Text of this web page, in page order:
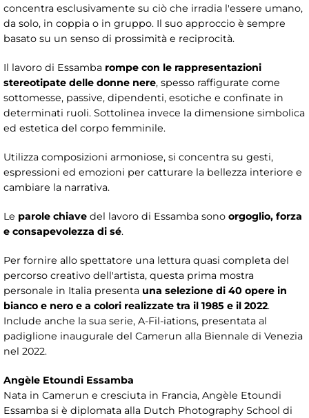
concentra esclusivamente su ciò che irradia l'essere umano,
da solo, in coppia o in gruppo. Il suo approccio è sempre
basato su un senso di prossimità e reciprocità.
Il lavoro di Essamba rompe con le rappresentazioni
stereotipate delle donne nere, spesso raffigurate come
sottomesse, passive, dipendenti, esotiche e confinate in
determinati ruoli. Sottolinea invece la dimensione simbolica
ed estetica del corpo femminile.
Utilizza composizioni armoniose, si concentra su gesti,
espressioni ed emozioni per catturare la bellezza interiore e
cambiare la narrativa.
Le parole chiave del lavoro di Essamba sono orgoglio, forza
e consapevolezza di sé.
Per fornire allo spettatore una lettura quasi completa del
percorso creativo dell'artista, questa prima mostra
personale in Italia presenta una selezione di 40 opere in
bianco e nero e a colori realizzate tra il 1985 e il 2022.
Include anche la sua serie, A-Fil-iations, presentata al
padiglione inaugurale del Camerun alla Biennale di Venezia
nel 2022.
Angèle Etoundi Essamba
Nata in Camerun e cresciuta in Francia, Angèle Etoundi
Essamba si è diplomata alla Dutch Photography School di